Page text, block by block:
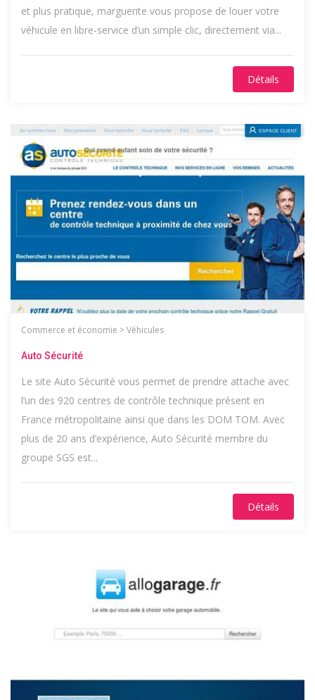
et plus pratique, marguerite vous propose de louer votre
véhicule en libre-service d’un simple clic, directement via...
Détails
Commerce et économie >Véhicules
Auto Sécurité
Le site Auto Sécurité vous permet de prendre attache avec
l’un des 920 centres de contrôle technique présent en
France métropolitaine ainsi que dans les DOM TOM. Avec
plus de 20 ans d’expérience, Auto Sécurité membre du
groupe SGS est...
Détails